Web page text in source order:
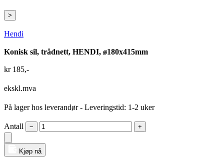
>
Hendi
Konisk sil, trådnett, HENDI, ø180x415mm
kr185,-
ekskl.mva
På lager hos leverandør- Leveringstid: 1-2 uker
Antall − +
Kjøp nå